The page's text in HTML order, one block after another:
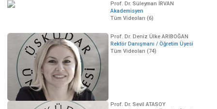
Prof. Dr. Süleyman İRVAN
Akademisyen
Tüm Videoları (6)
Prof. Dr. Deniz Ülke ARIBOĞAN
Rektör Danışmanı / Öğretim Üyesi
Tüm Videoları (74)
Prof. Dr. Sevil ATASOY